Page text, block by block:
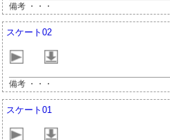
備考 ・・・
スケート02
備考 ・・・
スケート01